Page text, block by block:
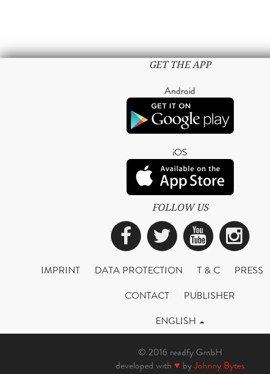
GET THE APP
Android
iOS
FOLLOW US
Facebook
Twitter
IMPRINT DATA PROTECTION T & C
PRESS
CONTACT
PUBLISHER
ENGLISH
© 2016 readfy GmbH
developed with ♥ byJohnny Bytes